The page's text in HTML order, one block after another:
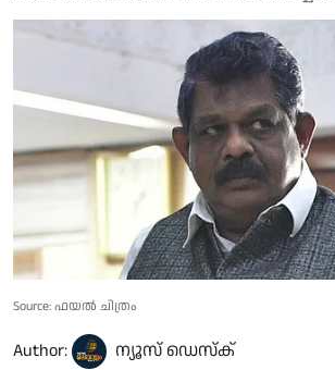
Source: ഫയൽ ചിത്രം
Author: ന്യൂസ് ഡെസ്ക്